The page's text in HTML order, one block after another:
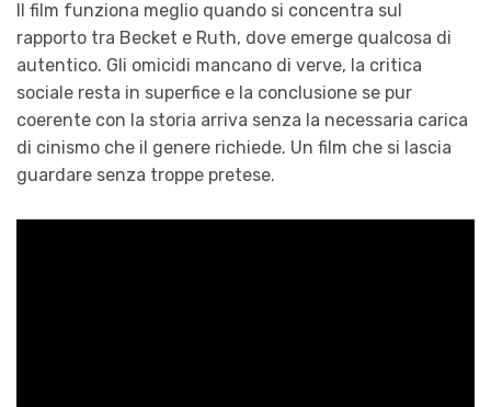
Il film funziona meglio quando si concentra sul
rapporto tra Becket e Ruth, dove emerge qualcosa di
autentico. Gli omicidi mancano di verve, la critica
sociale resta in superfice e la conclusione se pur
coerente con la storia arriva senza la necessaria carica
di cinismo che il genere richiede. Un film che si lascia
guardare senza troppe pretese.